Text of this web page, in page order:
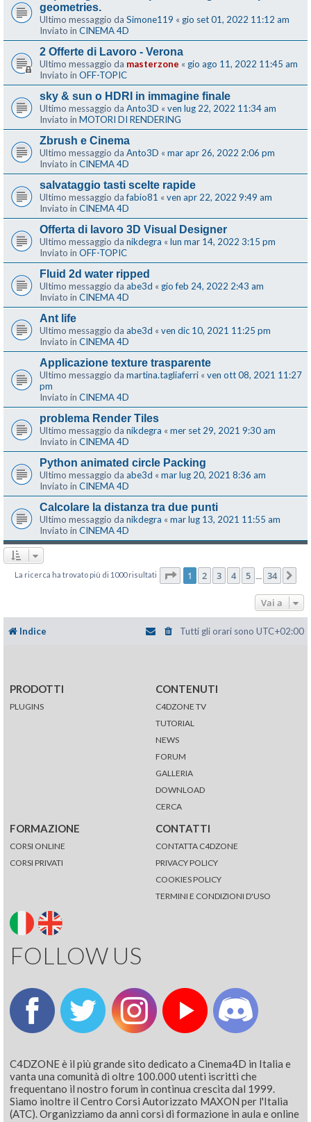
geometries.
Ultimo messaggio da Simone119 « gio set 01, 2022 11:12 am
Inviato in CINEMA 4D
2 Offerte di Lavoro - Verona
Ultimo messaggio da masterzone « gio ago 11, 2022 11:45 am
Inviato in OFF-TOPIC
sky & sun o HDRI in immagine finale
Ultimo messaggio da Anto3D « ven lug 22, 2022 11:34 am
Inviato in MOTORI DI RENDERING
Zbrush e Cinema
Ultimo messaggio da Anto3D « mar apr 26, 2022 2:06 pm
Inviato in CINEMA 4D
salvataggio tasti scelte rapide
Ultimo messaggio dafabio81 « ven apr 22, 2022 9:49 am
Inviato in CINEMA 4D
Offerta di lavoro 3D Visual Designer
Ultimo messaggio da nikdegra « lun mar 14, 2022 3:15 pm
Inviato in OFF-TOPIC
Fluid 2d water ripped
Ultimo messaggio da abe3d « gio feb 24, 2022 2:43 am
Inviato in CINEMA 4D
Ant life
Ultimo messaggio da abe3d « ven dic 10, 2021 11:25 pm
Inviato in CINEMA 4D
Applicazione texture trasparente
Ultimo messaggio da martina.tagliaferri « ven ott 08, 2021 11:27
pm
Inviato in CINEMA 4D
problema Render Tiles
Ultimo messaggio da nikdegra « mer set 29, 2021 9:30 am
Inviato in CINEMA 4D
Python animated circle Packing
Ultimo messaggio da abe3d « mar lug 20, 2021 8:36 am
Inviato in CINEMA 4D
Calcolare la distanza tra due punti
Ultimo messaggio da nikdegra « mar lug 13, 2021 11:55 am
Inviato in CINEMA 4D
La ricerca ha trovato più di 1000 risultati Pagina di 34
1 2 3 4 5 34
Vai a
Indice Tutti gli orari sono UTC+02:00
PRODOTTI
PLUGINS
CONTENUTI
C4DZONE TV
TUTORIAL
NEWS
FORUM
GALLERIA
DOWNLOAD
CERCA
FORMAZIONE
CORSI ONLINE
CORSI PRIVATI
CONTATTI
CONTATTA C4DZONE
PRIVACY POLICY
COOKIES POLICY
TERMINI E CONDIZIONI D'USO
FOLLOW US
C4DZONE è il più grande sito dedicato a Cinema4D in Italia e
vanta una comunità di oltre 100.000 utenti iscritti che
frequentano il nostro forum in continua crescita dal 1999.
Siamo inoltre il Centro Corsi Autorizzato MAXON per l'Italia
(ATC). Organizziamo da anni corsi di formazione in aula e online